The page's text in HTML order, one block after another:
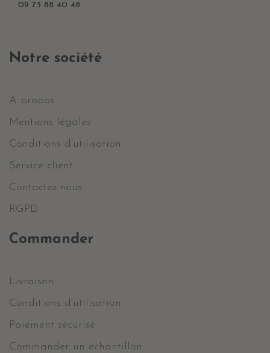
09 73 88 40 48
Notre société
A propos
Mentions légales
Conditions d'utilisation
Service client
Contactez-nous
RGPD
Commander
Livraison
Conditions d'utilisation
Paiement sécurisé
Commander un échantillon